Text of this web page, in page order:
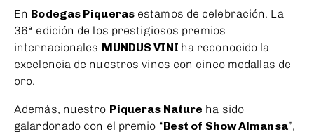
En Bodegas Piquerasestamos de celebración. La
36ª edición de los prestigiosos premios
internacionales MUNDUS VINI ha reconocido la
excelencia de nuestros vinos con cinco medallas de
oro.
Además, nuestro Piqueras Nature ha sido
galardonado con el premio “Best of Show Almansa”,